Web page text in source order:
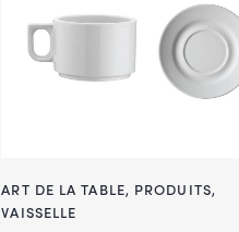
ART DE LA TABLE, PRODUITS,
VAISSELLE